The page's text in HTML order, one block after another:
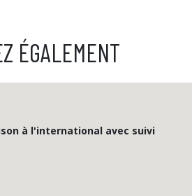
ÉGALEMENT
à l'international avec suivi